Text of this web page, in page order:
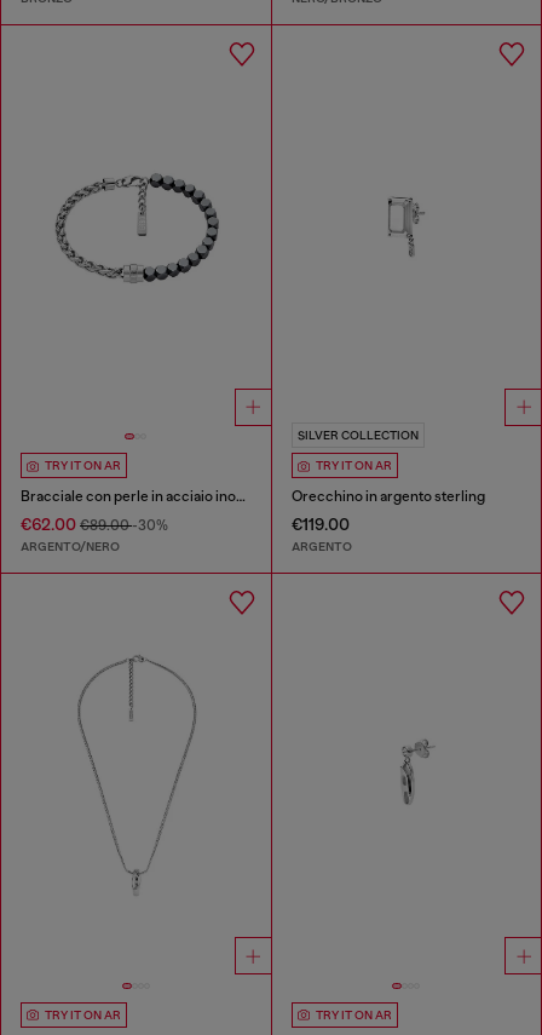
TRY IT ON AR
Bracciale con perle in acciaio inossidabile e ematite
€62.00 €89.00-30%
ARGENTO/NERO
SILVER COLLECTION
TRY IT ON AR
Orecchino in argento sterling
€119.00
ARGENTO
TRY IT ON AR TRY IT ON AR